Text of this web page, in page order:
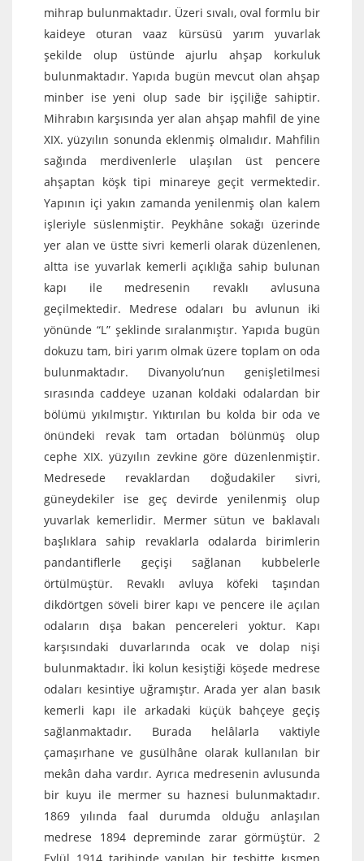
mihrap bulunmaktadır. Üzeri sıvalı, oval formlu bir
kaideye oturan vaaz kürsüsü yarım yuvarlak
şekilde olup üstünde ajurlu ahşap korkuluk
bulunmaktadır. Yapıda bugün mevcut olan ahşap
minber ise yeni olup sade bir işçiliğe sahiptir.
Mihrabın karşısında yer alan ahşap mahfil de yine
XIX. yüzyılın sonunda eklenmiş olmalıdır. Mahfilin
sağında merdivenlerle ulaşılan üst pencere
ahşaptan köşk tipi minareye geçit vermektedir.
Yapının içi yakın zamanda yenilenmiş olan kalem
işleriyle süslenmiştir. Peykhâne sokağı üzerinde
yer alan ve üstte sivri kemerli olarak düzenlenen,
altta ise yuvarlak kemerli açıklığa sahip bulunan
kapı ile medresenin revaklı avlusuna
geçilmektedir. Medrese odaları bu avlunun iki
yönünde “L” şeklinde sıralanmıştır. Yapıda bugün
dokuzu tam, biri yarım olmak üzere toplam on oda
bulunmaktadır. Divanyolu’nun genişletilmesi
sırasında caddeye uzanan koldaki odalardan bir
bölümü yıkılmıştır. Yıktırılan bu kolda bir oda ve
önündeki revak tam ortadan bölünmüş olup
cephe XIX. yüzyılın zevkine göre düzenlenmiştir.
Medresede revaklardan doğudakiler sivri,
güneydekiler ise geç devirde yenilenmiş olup
yuvarlak kemerlidir. Mermer sütun ve baklavalı
başlıklara sahip revaklarla odalarda birimlerin
pandantiflerle geçişi sağlanan kubbelerle
örtülmüştür. Revaklı avluya köfeki taşından
dikdörtgen söveli birer kapı ve pencere ile açılan
odaların dışa bakan pencereleri yoktur. Kapı
karşısındaki duvarlarında ocak ve dolap nişi
bulunmaktadır. İki kolun kesiştiği köşede medrese
odaları kesintiye uğramıştır. Arada yer alan basık
kemerli kapı ile arkadaki küçük bahçeye geçiş
sağlanmaktadır. Burada helâlarla vaktiyle
çamaşırhane ve gusülhâne olarak kullanılan bir
mekân daha vardır. Ayrıca medresenin avlusunda
bir kuyu ile mermer su haznesi bulunmaktadır.
1869 yılında faal durumda olduğu anlaşılan
medrese 1894 depreminde zarar görmüştür. 2